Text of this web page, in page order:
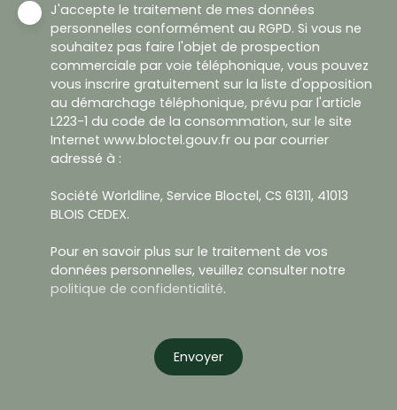
J'accepte le traitement de mes données
personnelles conformément au RGPD. Si vous ne
souhaitez pas faire l'objet de prospection
commerciale par voie téléphonique, vous pouvez
vous inscrire gratuitement sur la liste d'opposition
au démarchage téléphonique, prévu par l'article
L223-1 du code de la consommation, sur le site
Internet www.bloctel.gouv.fr ou par courrier
adressé à :
Société Worldline, Service Bloctel, CS 61311, 41013
BLOIS CEDEX.
Pour en savoir plus sur le traitement de vos
données personnelles, veuillez consulter notre
politique de confidentialité.
Envoyer